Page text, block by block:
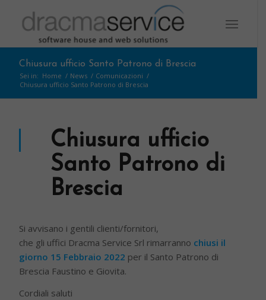
Chiusura ufficio Santo Patrono di Brescia
Sei in: Home / News / Comunicazioni /
Chiusura ufficio Santo Patrono di Brescia
Chiusura ufficio
Santo Patrono di
Brescia
Si avvisano i gentili clienti/fornitori,
che gli uffici Dracma Service Srl rimarranno chiusi il
giorno 15 Febbraio 2022 per il Santo Patrono di
Brescia Faustino e Giovita.
Cordiali saluti